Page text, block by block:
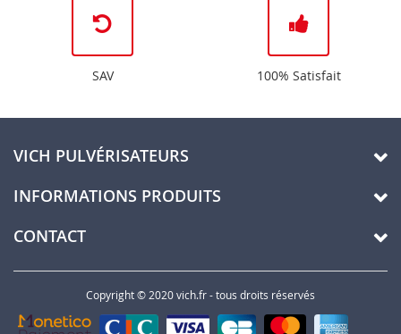
SAV 100% Satisfait
VICH PULVÉRISATEURS
INFORMATIONS PRODUITS
CONTACT
Copyright © 2020 vich.fr - tous droits réservés